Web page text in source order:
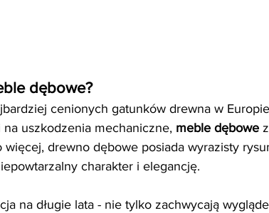
dębowe?
cenionych gatunków drewna w
uszkodzenia mechaniczne, meble dębowe
drewno dębowe posiada wyrazisty
charakter i elegancję.
na długie lata - nie tylko zachwycają